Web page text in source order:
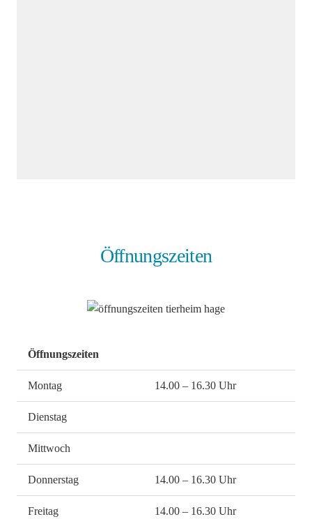
Öffnungszeiten
Öffnungszeiten
Montag 14.00 – 16.30 Uhr
Dienstag
Mittwoch
Donnerstag 14.00 – 16.30 Uhr
Freitag 14.00 – 16.30 Uhr